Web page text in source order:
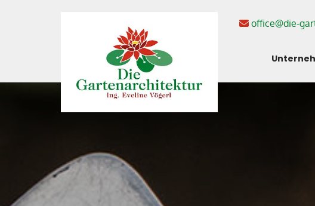
 office@die-